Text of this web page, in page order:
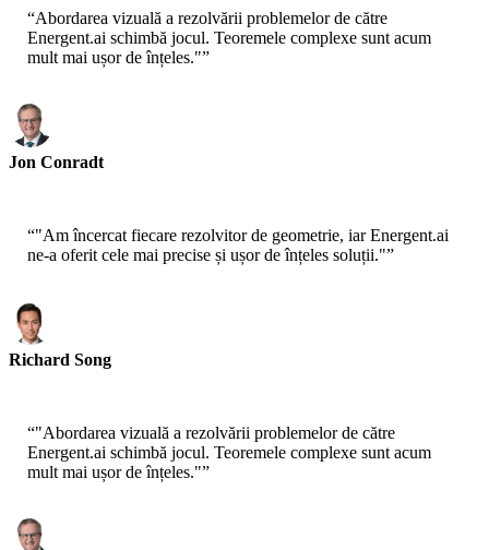
“Abordarea vizuală a rezolvării problemelor de către
Energent.ai schimbă jocul. Teoremele complexe sunt acum
mult mai ușor de înțeles."”
Jon Conradt
“"Am încercat fiecare rezolvitor de geometrie, iar Energent.ai
ne-a oferit cele mai precise și ușor de înțeles soluții."”
Richard Song
“"Abordarea vizuală a rezolvării problemelor de către
Energent.ai schimbă jocul. Teoremele complexe sunt acum
mult mai ușor de înțeles."”